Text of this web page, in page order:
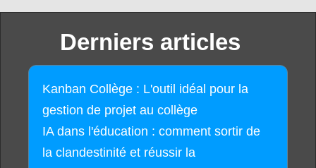
Derniers articles
Kanban Collège : L'outil idéal pour la
gestion de projet au collège
IA dans l'éducation : comment sortir de
la clandestinité et réussir la